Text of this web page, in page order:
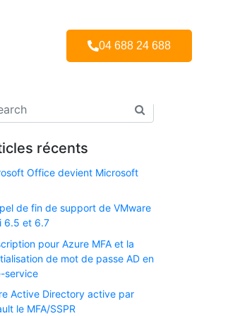
04 688 24 688
récents
Office devient Microsoft
de fin de support de VMware
6.5 et 6.7​
pour Azure MFA et la
de mot de passe AD en
service
Active Directory active par
le MFA/SSPR